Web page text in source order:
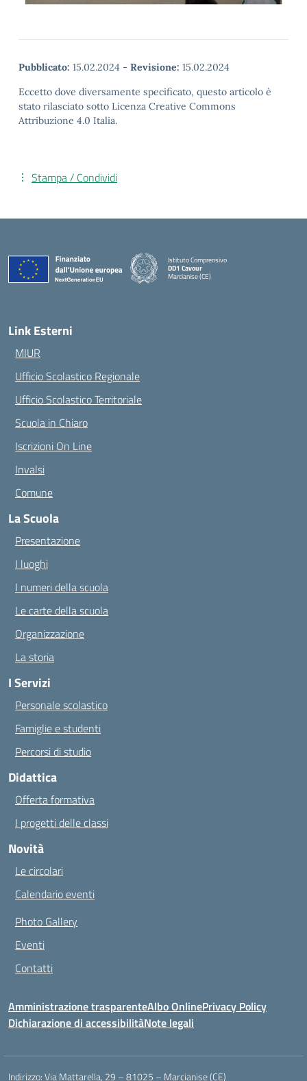
Pubblicato: 15.02.2024 - Revisione: 15.02.2024
Eccetto dove diversamente specificato, questo articolo è
stato rilasciato sotto Licenza Creative Commons
Attribuzione 4.0 Italia.
Stampa / Condividi
Istituto Comprensivo
DD1 Cavour
Marcianise (CE)
Link Esterni
MIUR
Ufficio Scolastico Regionale
Ufficio Scolastico Territoriale
Scuola in Chiaro
Iscrizioni On Line
Invalsi
Comune
La Scuola
Presentazione
I luoghi
I numeri della scuola
Le carte della scuola
Organizzazione
La storia
I Servizi
Personale scolastico
Famiglie e studenti
Percorsi di studio
Didattica
Offerta formativa
I progetti delle classi
Novità
Le circolari
Calendario eventi
Photo Gallery
Eventi
Contatti
Amministrazione trasparenteAlbo OnlinePrivacy Policy
Dichiarazione di accessibilitàNote legali
Indirizzo:Via Mattarella, 29 – 81025 – Marcianise (CE)